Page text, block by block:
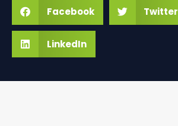
Facebook Twitter
LinkedIn